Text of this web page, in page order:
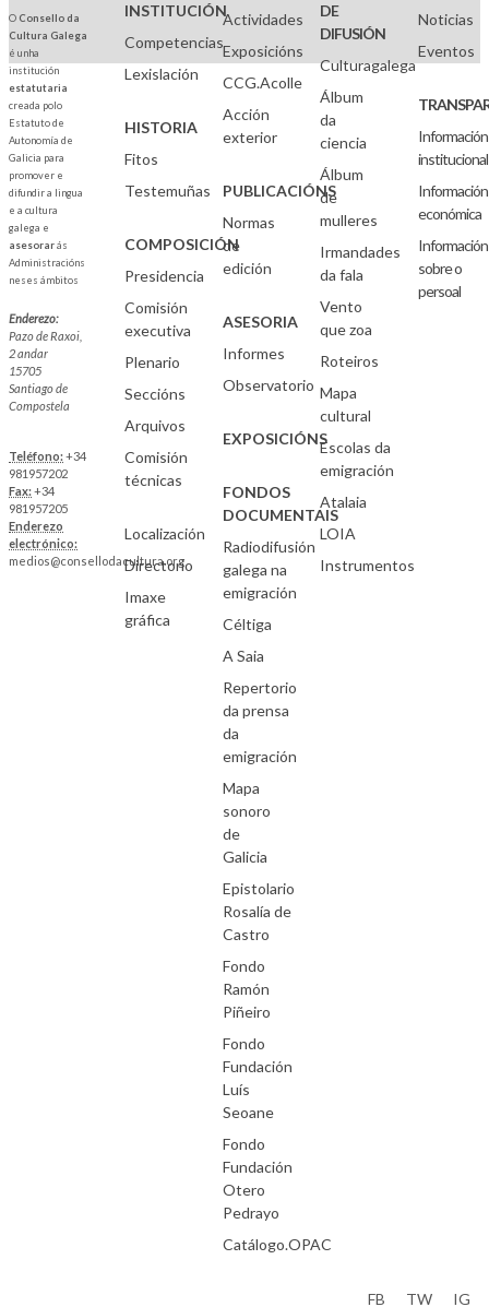
O Consello da
Cultura Galega
é unha
institución
estatutaria
creada polo
Estatuto de
Autonomía de
Galicia para
promover e
difundir a lingua
e a cultura
galega e
asesorarás
Administracións
neses ámbitos
Enderezo:
Pazo de Raxoi,
2 andar
15705
Santiago de
Compostela
Teléfono:+34
981957202
Fax:+34
981957205
Enderezo
electrónico:
medios@consellodacultura.org
INSTITUCIÓN
Competencias
Lexislación
HISTORIA
Fitos
Testemuñas
COMPOSICIÓN
Presidencia
Comisión
executiva
Plenario
Seccións
Arquivos
Comisión
técnicas
Localización
Directorio
Imaxe
gráfica
Actividades
Exposicións
CCG.Acolle
Acción
exterior
PUBLICACIÓNS
Normas
de
edición
ASESORIA
Informes
Observatorio
EXPOSICIÓNS
FONDOS
DOCUMENTAIS
Radiodifusión
galega na
emigración
Céltiga
A Saia
Repertorio
da prensa
da
emigración
Mapa
sonoro
de
Galicia
Epistolario
Rosalía de
Castro
Fondo
Ramón
Piñeiro
Fondo
Fundación
Luís
Seoane
Fondo
Fundación
Otero
Pedrayo
Catálogo.OPAC
DE
DIFUSIÓN
Culturagalega
Álbum
da
ciencia
Álbum
de
mulleres
Irmandades
da fala
Vento
que zoa
Roteiros
Mapa
cultural
Escolas da
emigración
Atalaia
LOIA
Instrumentos
Noticias
Eventos
Información
institucional
Información
económica
Información
sobre o
persoal
FB TW IG